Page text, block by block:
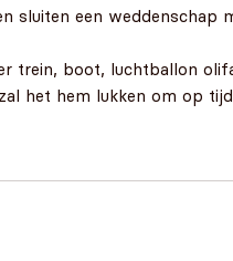
sluiten een weddenschap
trein, boot, luchtballon
het hem lukken om op